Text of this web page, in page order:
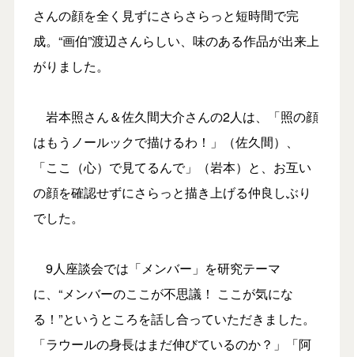
さんの顔を全く見ずにさらさらっと短時間で完
成。“画伯”渡辺さんらしい、味のある作品が出来上
がりました。
岩本照さん＆佐久間大介さんの2人は、「照の顔
はもうノールックで描けるわ！」（佐久間）、
「ここ（心）で見てるんで」（岩本）と、お互い
の顔を確認せずにさらっと描き上げる仲良しぶり
でした。
9人座談会では「メンバー」を研究テーマ
に、“メンバーのここが不思議！ ここが気にな
る！”というところを話し合っていただきました。
「ラウールの身長はまだ伸びているのか？」「阿